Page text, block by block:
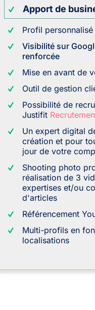
Apport de
Profil personnalisé
Visibilité sur
renforcée
Mise en avant de
Outil de gestion
Possibilité de
Justifit
Un expert digital
création et pour
jour de votre
Shooting photo
réalisation de 3
expertises et/ou
d'articles
Référencement
Multi-profils en
localisations